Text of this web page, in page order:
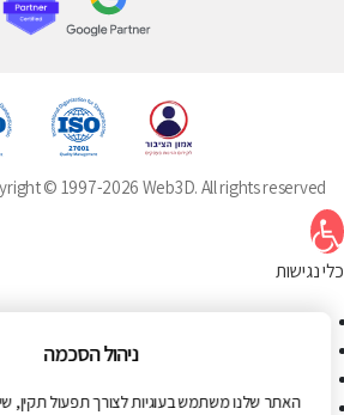
© 1997-2026 Web3D. All rights reserved
פתח סרגל נגישות
כלי נגישות
ניגודיות גבוהה
ניהול הסכמה
האתר שלנו משתמש בעוגיות לצורך תפעול תקין,